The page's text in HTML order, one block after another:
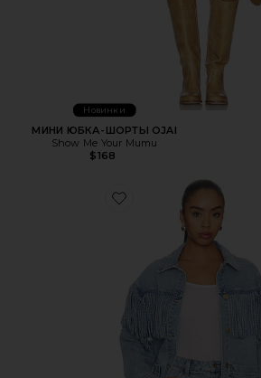
Новинки
МИНИ ЮБКА-ШОРТЫ OJAI
Show Me Your Mumu
$168
Favorite КУРТКА С